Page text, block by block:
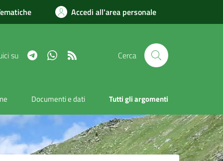
Accedi all'area personale
su TelegramWhatsapp Cerca
Documenti e dati Tutti gli argomenti